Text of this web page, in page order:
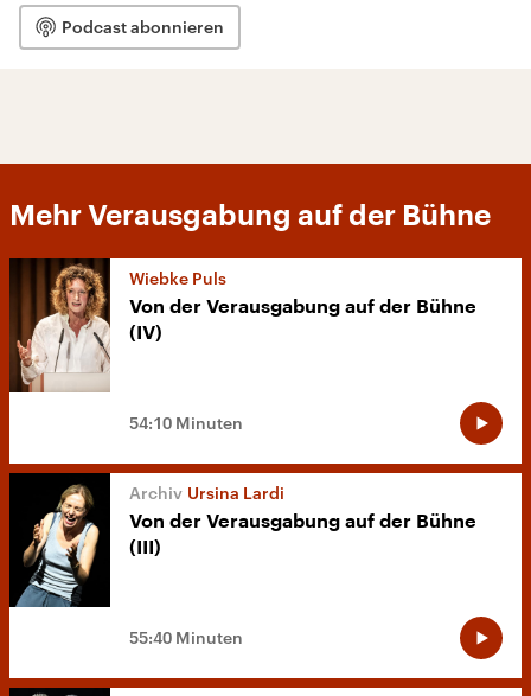
Podcast abonnieren
Mehr Verausgabung auf der Bühne
Wiebke Puls
Von der Verausgabung auf der Bühne
(IV)
54:10 Minuten
Ursina Lardi
Von der Verausgabung auf der Bühne
(III)
55:40 Minuten